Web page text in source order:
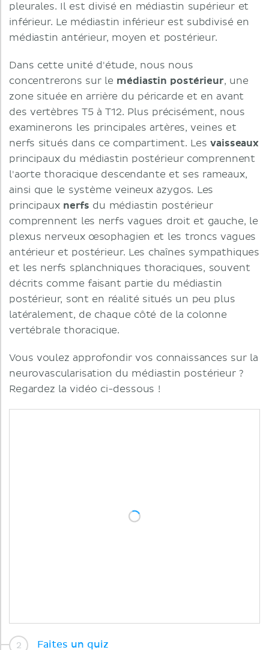
pleurales. Il est divisé en médiastin supérieur et
inférieur. Le médiastin inférieur est subdivisé en
médiastin antérieur, moyen et postérieur.
Dans cette unité d'étude, nous nous
concentrerons sur le médiastin postérieur, une
zone située en arrière du péricarde et en avant
des vertèbres T5 à T12. Plus précisément, nous
examinerons les principales artères, veines et
nerfs situés dans ce compartiment. Lesvaisseaux
principaux du médiastin postérieur comprennent
l'aorte thoracique descendante et ses rameaux,
ainsi que le système veineux azygos. Les
principaux nerfs du médiastin postérieur
comprennent les nerfs vagues droit et gauche, le
plexus nerveux œsophagien et les troncs vagues
antérieur et postérieur. Les chaînes sympathiques
et les nerfs splanchniques thoraciques, souvent
décrits comme faisant partie du médiastin
postérieur, sont en réalité situés un peu plus
latéralement, de chaque côté de la colonne
vertébrale thoracique.
Vous voulez approfondir vos connaissances sur la
neurovascularisation du médiastin postérieur ?
Regardez la vidéo ci-dessous !
Faites un quiz